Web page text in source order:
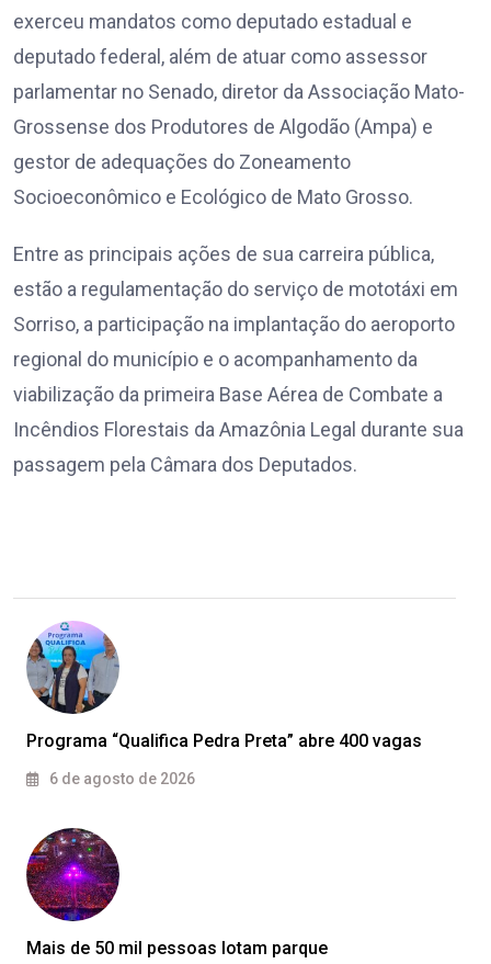
exerceu mandatos como deputado estadual e
deputado federal, além de atuar como assessor
parlamentar no Senado, diretor da Associação Mato-
Grossense dos Produtores de Algodão (Ampa) e
gestor de adequações do Zoneamento
Socioeconômico e Ecológico de Mato Grosso.
Entre as principais ações de sua carreira pública,
estão a regulamentação do serviço de mototáxi em
Sorriso, a participação na implantação do aeroporto
regional do município e o acompanhamento da
viabilização da primeira Base Aérea de Combate a
Incêndios Florestais da Amazônia Legal durante sua
passagem pela Câmara dos Deputados.
Programa “Qualifica Pedra Preta” abre 400 vagas
6 de agosto de 2026
Mais de 50 mil pessoas lotam parque